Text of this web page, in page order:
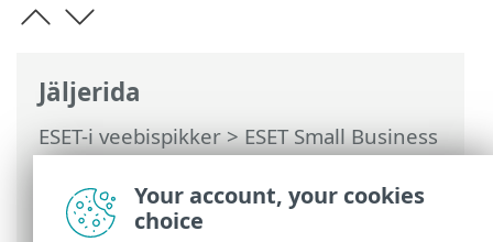
Jäljerida
ESET-i veebispikker>ESET Small Business
Security>Töötamine programmiga ESET
Small Business Security>Tööriistad>
Logifailid
> Logi filtreerimine
Your account, your cookies
choice